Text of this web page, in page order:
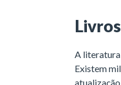
Livros
A
Existem